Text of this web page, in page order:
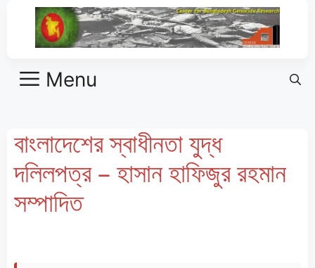
Menu
বাংলাদেশের স্বাধীনতা যুদ্ধ
দলিলপত্র – হাসান হাফিজুর রহমান
সম্পাদিত​